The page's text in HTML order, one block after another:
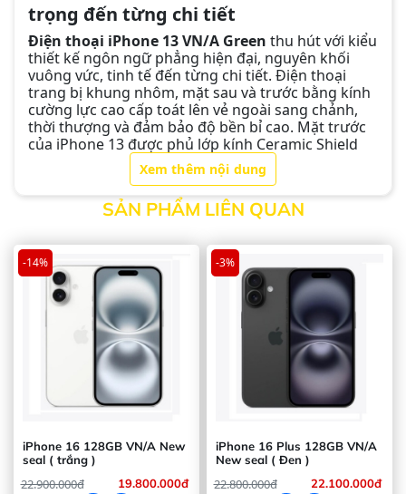
trọng đến từng chi tiết
Điện thoại iPhone 13 VN/A Green thu hút với kiểu
thiết kế ngôn ngữ phẳng hiện đại, nguyên khối
vuông vức, tinh tế đến từng chi tiết. Điện thoại
trang bị khung nhôm, mặt sau và trước bằng kính
cường lực cao cấp toát lên vẻ ngoài sang chảnh,
thời thượng và đảm bảo độ bền bỉ cao. Mặt trước
của iPhone 13 được phủ lớp kính Ceramic Shield
cứng cáp, sáng bóng, thanh lịch, bền đẹp, hạn chế
xước vỡ. Phía ngoài màn hình còn được phủ lớp
oleophobic hạn chế tình trạng bám bụi bẩn và mồ
hôi giữ màn hình luôn sạch sẽ.
Xem thêm nội dung
SẢN PHẨM LIÊN QUAN
iPhone 16 128GB VN/A New
seal ( trắng )
19.800.000đ
22.900.000đ
-14%
iPhone 16 Plus 128GB VN/A
New seal ( Đen )
22.100.000đ
22.800.000đ
-3%